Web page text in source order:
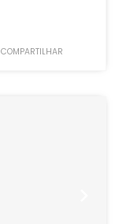
COMPARTILHAR